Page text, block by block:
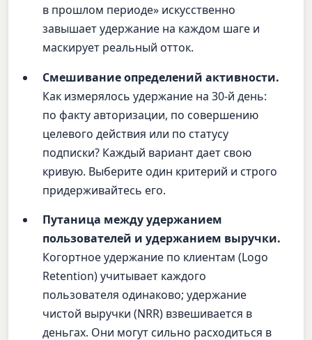
в прошлом периоде» искусственно
завышает удержание на каждом шаге и
маскирует реальный отток.
Смешивание определений активности.
Как измерялось удержание на 30-й день:
по факту авторизации, по совершению
целевого действия или по статусу
подписки? Каждый вариант дает свою
кривую. Выберите один критерий и строго
придерживайтесь его.
Путаница между удержанием
пользователей и удержанием выручки.
Когортное удержание по клиентам (Logo
Retention) учитывает каждого
пользователя одинаково; удержание
чистой выручки (NRR) взвешивается в
деньгах. Они могут сильно расходиться в